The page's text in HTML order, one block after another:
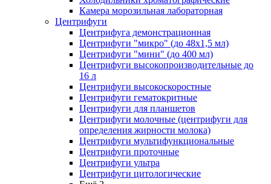
Камера морозильная лабораторная
Центрифуги
Центрифуга демонстрационная
Центрифуги "микро" (до 48x1,5 мл)
Центрифуги "мини" (до 400 мл)
Центрифуги высокопроизводительные до
16 л
Центрифуги высокоскоростные
Центрифуги гематокритные
Центрифуги для планшетов
Центрифуги молочные (центрифуги для
определения жирности молока)
Центрифуги мультифункциональные
Центрифуги проточные
Центрифуги ультра
Центрифуги цитологические